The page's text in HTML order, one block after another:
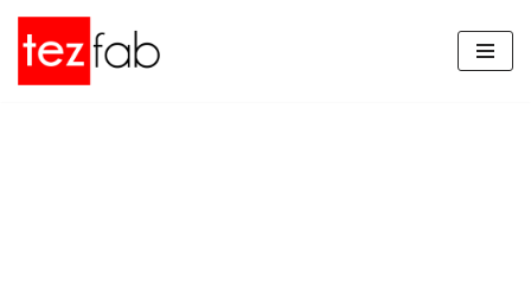
İçeriğe
geç